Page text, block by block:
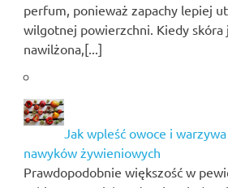
perfum, ponieważ zapachy lepiej
wilgotnej powierzchni. Kiedy skóra
nawilżona,[...]
Jak wpleść owoce i
nawyków żywieniowych
Prawdopodobnie większość w